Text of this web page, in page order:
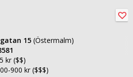
15 (Östermalm)
kr ($$)
900 kr ($$$)